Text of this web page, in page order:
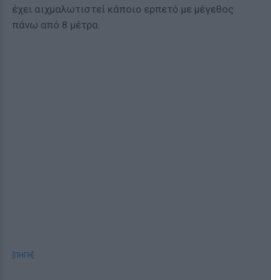
έχει αιχμαλωτιστεί κάποιο ερπετό με μέγεθος
πάνω από 8 μέτρα.
[ΠΗΓΗ]